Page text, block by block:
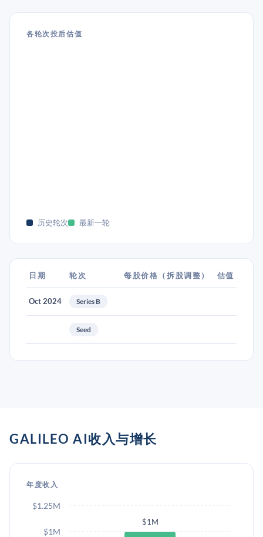
各轮次投后估值
历史轮次 最新一轮
日期 轮次 每股价格（拆股调整） 估值
Oct 2024 Series B
Seed
GALILEO AI收入与增长
年度收入
$1M
$1M
$1.25M